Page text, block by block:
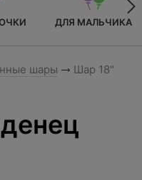
ДЛЯ МАЛЬЧИКА
шары
Шар 18"